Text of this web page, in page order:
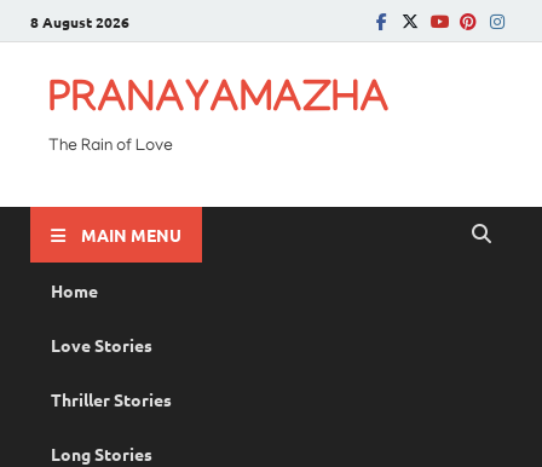
8 August 2026
PRANAYAMAZHA
The Rain of Love
MAIN MENU
Home
Love Stories
Thriller Stories
Long Stories